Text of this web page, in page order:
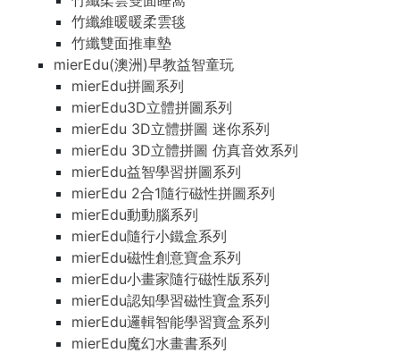
竹纖維暖暖柔雲毯
竹纖雙面推車墊
mierEdu(澳洲)早教益智童玩
mierEdu拼圖系列
mierEdu3D立體拼圖系列
mierEdu 3D立體拼圖 迷你系列
mierEdu 3D立體拼圖 仿真音效系列
mierEdu益智學習拼圖系列
mierEdu 2合1隨行磁性拼圖系列
mierEdu動動腦系列
mierEdu隨行小鐵盒系列
mierEdu磁性創意寶盒系列
mierEdu小畫家隨行磁性版系列
mierEdu認知學習磁性寶盒系列
mierEdu邏輯智能學習寶盒系列
mierEdu魔幻水畫書系列